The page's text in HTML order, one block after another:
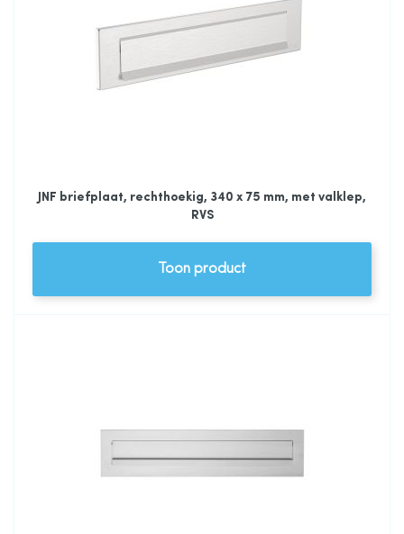
JNF briefplaat, rechthoekig, 340 x 75 mm, met valklep,
RVS
Toon product